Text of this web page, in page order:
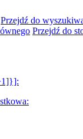
Przejdź do
Przejdź do